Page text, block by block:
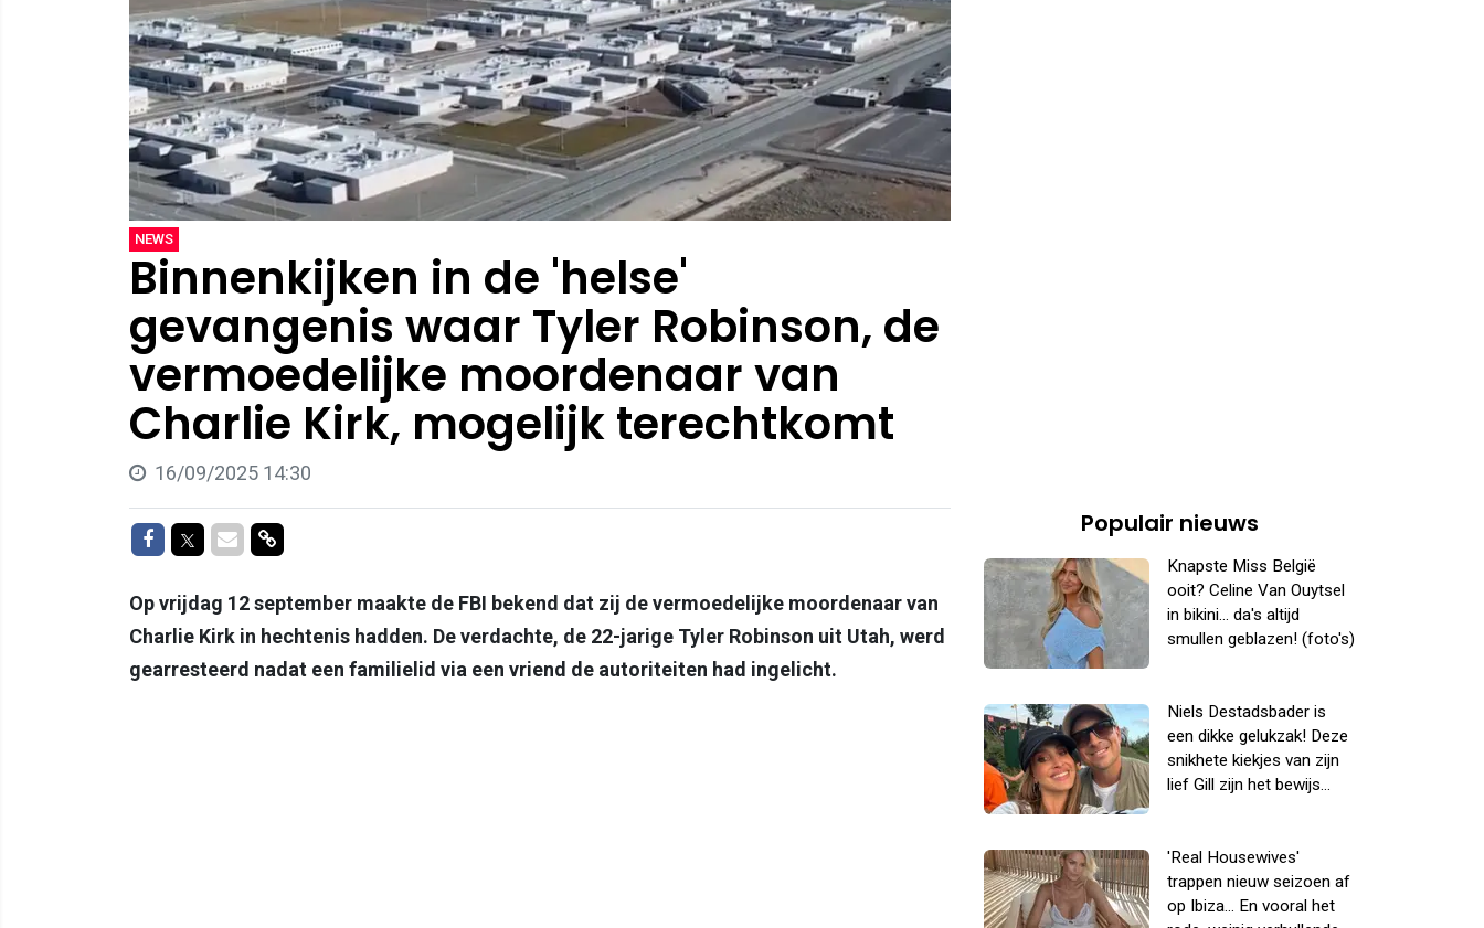
NEWS
Binnenkijken in de 'helse'
gevangenis waar Tyler Robinson, de
vermoedelijke moordenaar van
Charlie Kirk, mogelijk terechtkomt
16/09/2025 14:30
Delen op Facebook
Delen op Twitter
Delen via Mail
Delen via link
Op vrijdag 12 september maakte de FBI bekend dat zij de vermoedelijke moordenaar van
Charlie Kirk in hechtenis hadden. De verdachte, de 22-jarige Tyler Robinson uit Utah, werd
gearresteerd nadat een familielid via een vriend de autoriteiten had ingelicht.
Populair nieuws
Knapste Miss België
ooit? Celine Van Ouytsel
in bikini... da's altijd
smullen geblazen! (foto's)
Niels Destadsbader is
een dikke gelukzak! Deze
snikhete kiekjes van zijn
lief Gill zijn het bewijs...
'Real Housewives'
trappen nieuw seizoen af
op Ibiza... En vooral het